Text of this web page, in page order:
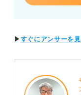
略や資格に頼ら
▶ すぐにアンサーを